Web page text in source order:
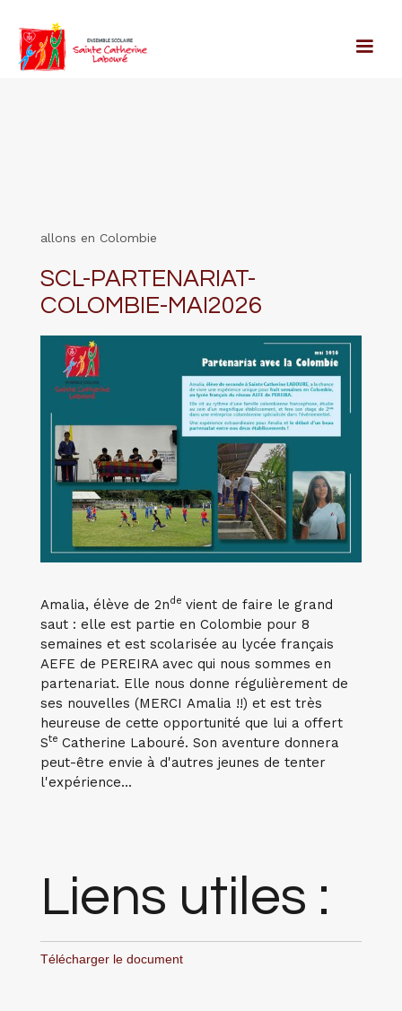
allons en Colombie
SCL-PARTENARIAT-
COLOMBIE-MAI2026
Amalia, élève de 2nde vient de faire le grand
saut : elle est partie en Colombie pour 8
semaines et est scolarisée au lycée français
AEFE de PEREIRA avec qui nous sommes en
partenariat. Elle nous donne régulièrement de
ses nouvelles (MERCI Amalia !!) et est très
heureuse de cette opportunité que lui a offert
Ste Catherine Labouré. Son aventure donnera
peut-être envie à d'autres jeunes de tenter
l'expérience...
Liens utiles :
Télécharger le document